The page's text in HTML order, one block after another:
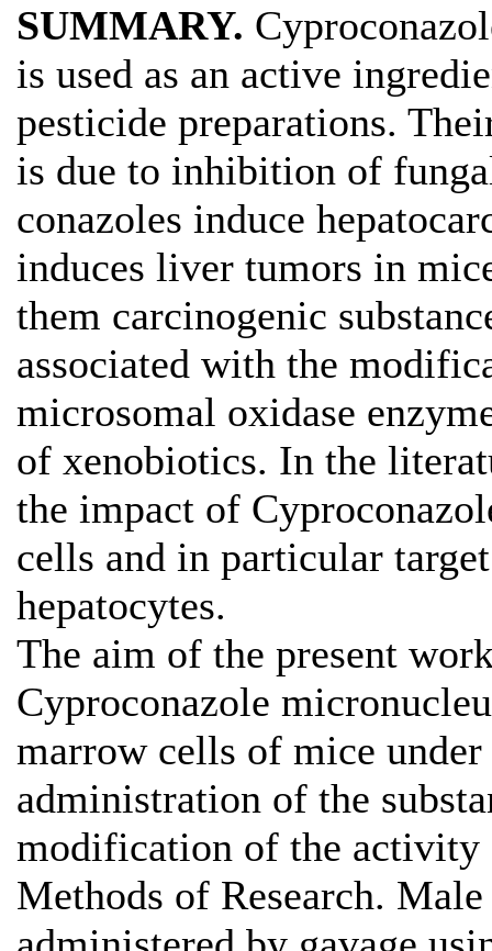
SUMMARY.
is used as an active
pesticide preparations.
is due to inhibition of
conazoles induce
induces liver tumors in
them carcinogenic
associated with the
microsomal oxidase
of xenobiotics. In the
the impact of
cells and in particular
hepatocytes.
The aim of the present
Cyproconazole
marrow cells of mice
administration of the
modification of the activity
Methods of Research.